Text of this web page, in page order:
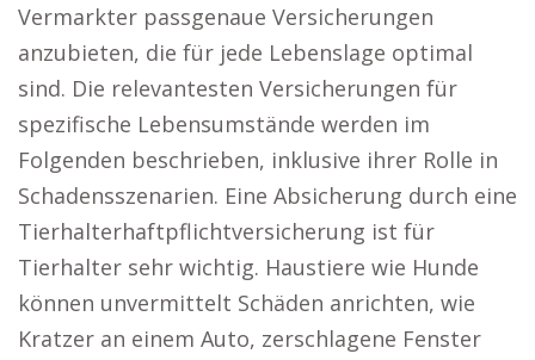
Vermarkter passgenaue Versicherungen
anzubieten, die für jede Lebenslage optimal
sind. Die relevantesten Versicherungen für
spezifische Lebensumstände werden im
Folgenden beschrieben, inklusive ihrer Rolle in
Schadensszenarien. Eine Absicherung durch eine
Tierhalterhaftpflichtversicherung ist für
Tierhalter sehr wichtig. Haustiere wie Hunde
können unvermittelt Schäden anrichten, wie
Kratzer an einem Auto, zerschlagene Fenster